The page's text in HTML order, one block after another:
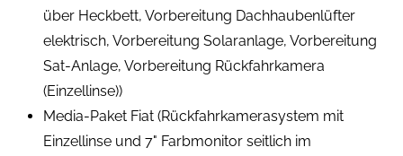
über Heckbett, Vorbereitung Dachhaubenlüfter
elektrisch, Vorbereitung Solaranlage, Vorbereitung
Sat-Anlage, Vorbereitung Rückfahrkamera
(Einzellinse))
Media-Paket Fiat (Rückfahrkamerasystem mit
Einzellinse und 7" Farbmonitor seitlich im